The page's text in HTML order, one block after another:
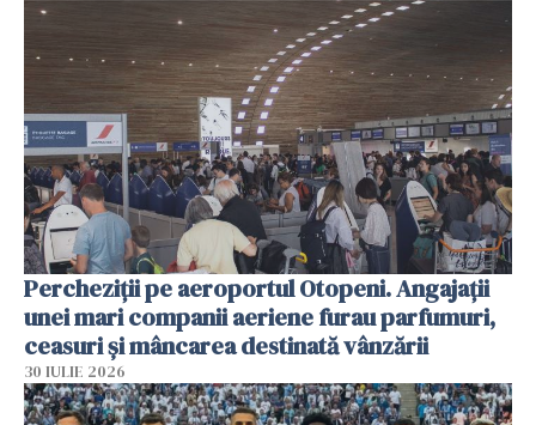
Percheziții pe aeroportul Otopeni. Angajații
unei mari companii aeriene furau parfumuri,
ceasuri și mâncarea destinată vânzării
30 IULIE 2026